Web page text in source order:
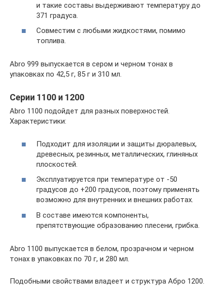
и такие составы выдерживают температуру до
371 градуса.
Совместим с любыми жидкостями, помимо
топлива.
Abro 999 выпускается в сером и черном тонах в
упаковках по 42,5 г, 85 г и 310 мл.
Серии 1100 и 1200
Abro 1100 подойдет для разных поверхностей.
Характеристики:
Подходит для изоляции и защиты дюралевых,
древесных, резинных, металлических, глиняных
плоскостей.
Эксплуатируется при температуре от -50
градусов до +200 градусов, поэтому применять
возможно для внутренних и внешних работах.
В составе имеются компоненты,
препятствующие образованию плесени, грибка.
Abro 1100 выпускается в белом, прозрачном и черном
тонах в упаковках по 70 г, и 280 мл.
Подобными свойствами владеет и структура Абро 1200.